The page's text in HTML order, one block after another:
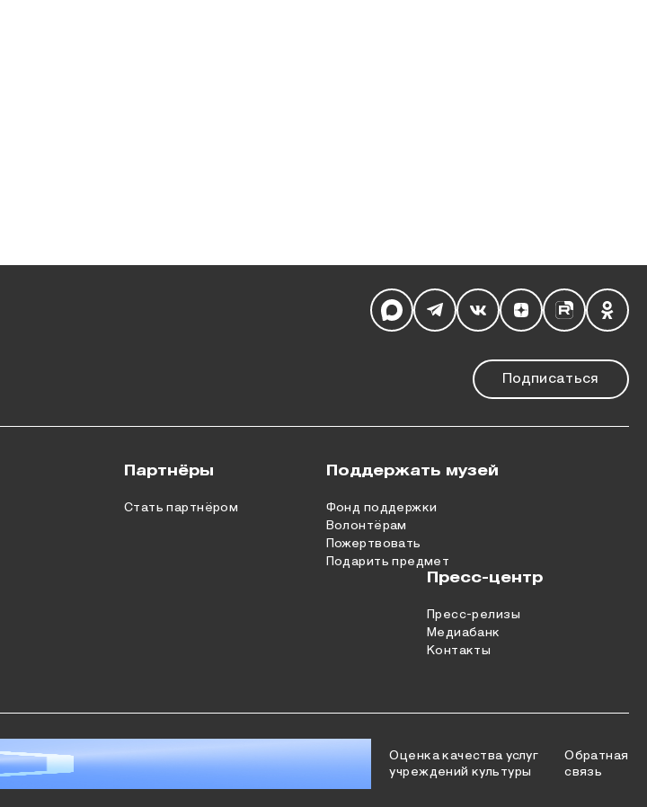
Подписаться
Мы в социальных сетях
Партнёры
Стать партнёром
Поддержать музей
Фонд поддержки
Волонтёрам
Пожертвовать
Подарить предмет
Пресс-центр
Пресс-релизы
Медиабанк
Контакты
Оценка качества услуг
учреждений культуры
Обратная
связь